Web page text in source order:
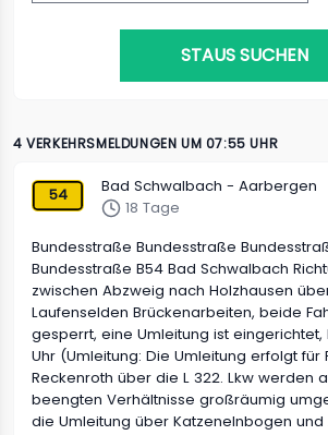
STAUS SUCHEN
4 VERKEHRSMELDUNGEN UM 07:55 UHR
54
Bad Schwalbach - Aarbergen
18 Tage
Bundesstraße Bundesstraße
Bundesstraße B54 Bad Schwalbach
zwischen Abzweig nach Holzhausen
Laufenselden Brückenarbeiten, beide
gesperrt, eine Umleitung ist eingerichtet,
Uhr (Umleitung: Die Umleitung erfolgt für
Reckenroth über die L 322. Lkw werden
beengten Verhältnisse großräumig
die Umleitung über Katzenelnbogen